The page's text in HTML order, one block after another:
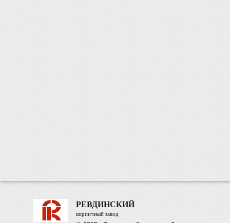
РЕВДИНСКИЙ
кирпичный завод